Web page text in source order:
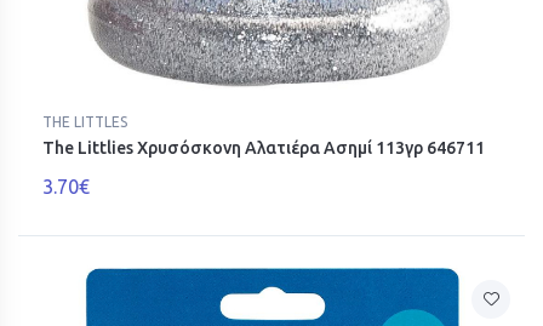
THE LITTLES
The Littlies Χρυσόσκονη Αλατιέρα Ασημί 113γρ 646711
3.70€